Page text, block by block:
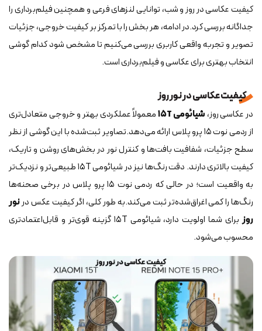
کیفیت عکاسی در روز و شب، توانایی لنزهای فرعی و همچنین فیلم‌برداری را
جداگانه بررسی کرد.در ادامه، هر بخش را با تمرکز بر کیفیت خروجی، جزئیات
تصویر و تجربه واقعی کاربری بررسی می‌کنیم تا مشخص شود کدام گوشی
انتخاب بهتری برای عکاسی و فیلم‌برداری است.
کیفیت عکاسی در نور روز
در عکاسی روز،شیائومی ۱۵T
معمولاً عملکردی بهتر و خروجی متعادل‌تری
از ردمی نوت ۱۵ پرو پلاس ارائه می‌دهد.تصاویر ثبت‌شده با این گوشی از نظر
سطح جزئیات، شفافیت بافت‌ها و کنترل نور در بخش‌های روشن و تاریک،
کیفیت بالاتری دارند. دقت رنگ‌ها نیز در شیائومی ۱۵T طبیعی‌تر و نزدیک‌تر
به واقعیت است؛ در حالی که ردمی نوت ۱۵ پرو پلاس در برخی صحنه‌ها
رنگ‌ها را کمی اغراق‌شده‌تر ثبت می‌کند.به طور کلی، اگر کیفیت عکس درنور
روز
برای شما اولویت دارد، شیائومی ۱۵T گزینه قوی‌تر و قابل‌اعتمادتری
محسوب می‌شود.